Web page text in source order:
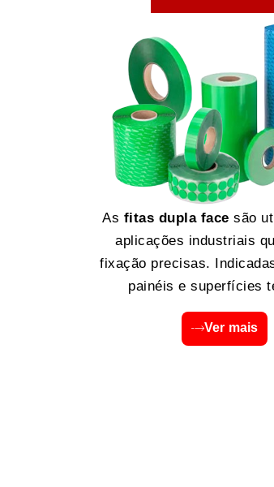
As fitas dupla face são
aplicações industriais
fixação precisas.
painéis e superfícies
Ver mais